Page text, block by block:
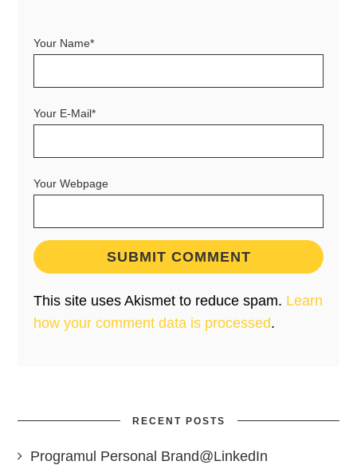
Your Name*
Your E-Mail*
Your Webpage
This site uses Akismet to reduce spam. Learn
how your comment data is processed.
RECENT POSTS
Programul Personal Brand@LinkedIn